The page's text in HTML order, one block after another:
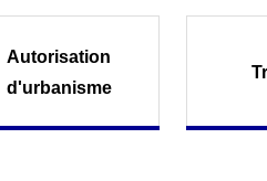
Autorisation
d'urbanisme